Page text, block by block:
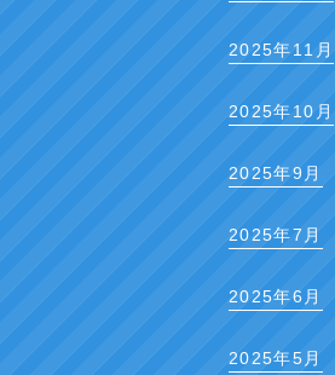
2025年11月
2025年10月
2025年9月
2025年7月
2025年6月
2025年5月